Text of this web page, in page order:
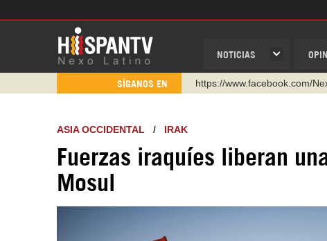
NOTICIAS
SÍGANOS EN https://www.facebook.com/
https://www.youtube.com/
https://urmedium.com/c/
ASIA OCCIDENTAL / IRAK
Fuerzas iraquíes liberan
Mosul